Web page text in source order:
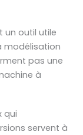
un outil utile
modélisation
pas une
à
qui
servent à